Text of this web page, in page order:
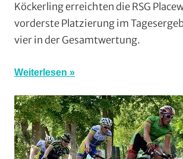
Köckerling erreichten die RSG
vorderste Platzierung im
vier in der Gesamtwertung.
Weiterlesen